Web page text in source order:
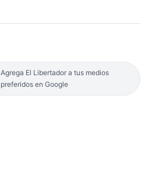
Agrega El Libertador a tus medios
preferidos en Google